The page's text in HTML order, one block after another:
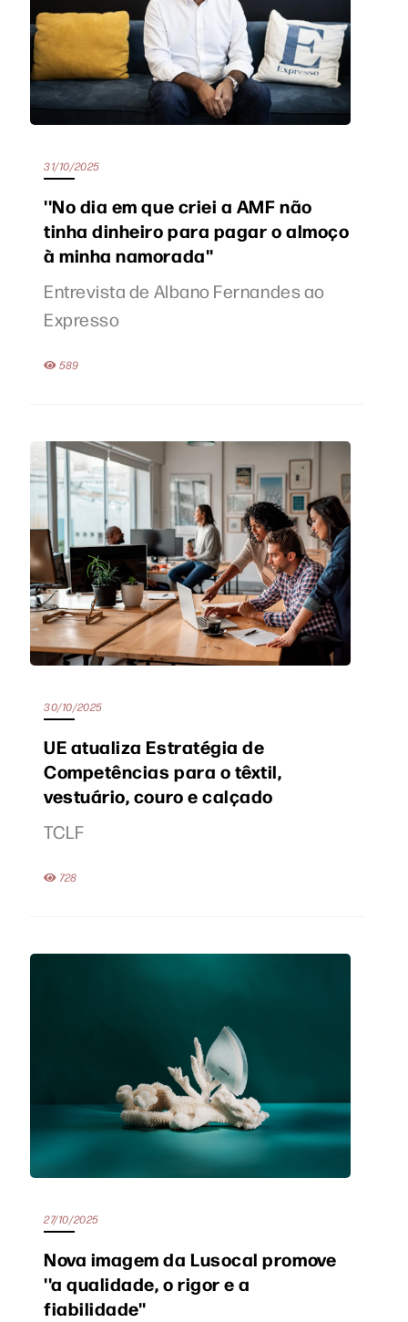
31/10/2025
''No dia em que criei a AMF não
tinha dinheiro para pagar o almoço
à minha namorada''
Entrevista de Albano Fernandes ao
Expresso
589
30/10/2025
UE atualiza Estratégia de
Competências para o têxtil,
vestuário, couro e calçado
TCLF
728
27/10/2025
Nova imagem da Lusocal promove
''a qualidade, o rigor e a
fiabilidade''